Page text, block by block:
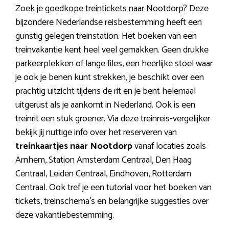
Zoek jegoedkope treintickets naar Nootdorp? Deze
bijzondere Nederlandse reisbestemming heeft een
gunstig gelegen treinstation. Het boeken van een
treinvakantie kent heel veel gemakken. Geen drukke
parkeerplekken of lange files, een heerlijke stoel waar
je ook je benen kunt strekken, je beschikt over een
prachtig uitzicht tijdens de rit en je bent helemaal
uitgerust als je aankomt in Nederland. Ook is een
treinrit een stuk groener. Via deze treinreis-vergelijker
bekijk jij nuttige info over het reserveren van
treinkaartjes naar Nootdorpvanaf locaties zoals
Arnhem, Station Amsterdam Centraal, Den Haag
Centraal, Leiden Centraal, Eindhoven, Rotterdam
Centraal. Ook tref je een tutorial voor het boeken van
tickets, treinschema’s en belangrijke suggesties over
deze vakantiebestemming.